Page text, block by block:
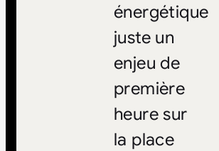
énergétique
juste un
enjeu de
première
heure sur
la place